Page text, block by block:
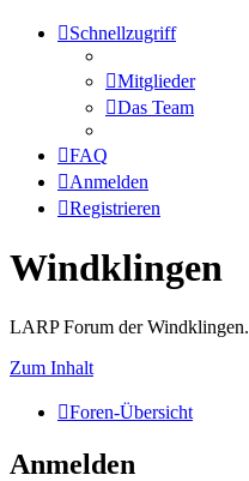
Schnellzugriff
Mitglieder
Das Team
FAQ
Anmelden
Registrieren
Windklingen
LARP Forum der Windklingen.
Zum Inhalt
Foren-Übersicht
Anmelden